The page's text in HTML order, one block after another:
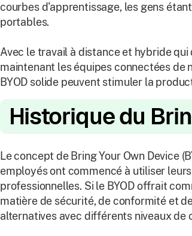
courbes d'apprentissage, les gens
portables.
Avec le travail à distance et hybride
maintenant les équipes connectées
BYOD solide peuvent stimuler la
Historique du
Le concept de Bring Your Own Device
employés ont commencé à utiliser
professionnelles. Si le BYOD offrait
matière de sécurité, de conformité et
alternatives avec différents niveaux de